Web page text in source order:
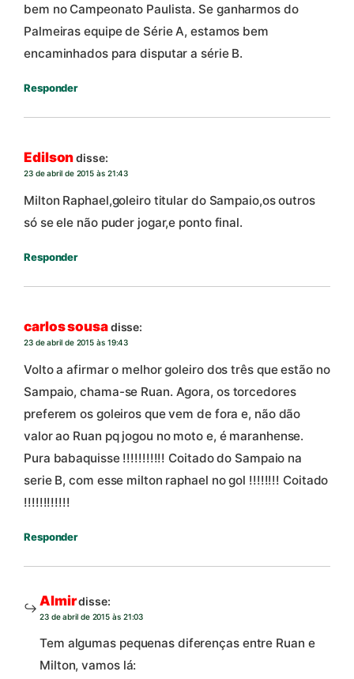
bem no Campeonato Paulista. Se ganharmos do
Palmeiras equipe de Série A, estamos bem
encaminhados para disputar a série B.
Responder
Edilsondisse:
23 de abril de 2015 às 21:43
Milton Raphael,goleiro titular do Sampaio,os outros
só se ele não puder jogar,e ponto final.
Responder
carlos sousadisse:
23 de abril de 2015 às 19:43
Volto a afirmar o melhor goleiro dos três que estão no
Sampaio, chama-se Ruan. Agora, os torcedores
preferem os goleiros que vem de fora e, não dão
valor ao Ruan pq jogou no moto e, é maranhense.
Pura babaquisse !!!!!!!!!!! Coitado do Sampaio na
serie B, com esse milton raphael no gol !!!!!!!! Coitado
!!!!!!!!!!!!
Responder
Almirdisse:
23 de abril de 2015 às 21:03
Tem algumas pequenas diferenças entre Ruan e
Milton, vamos lá: